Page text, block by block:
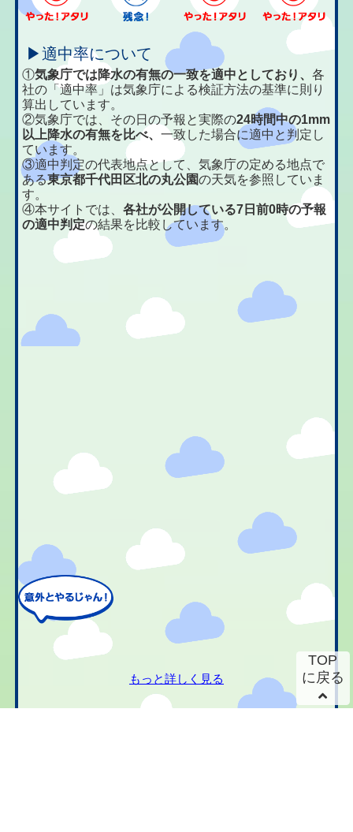
▶適中率について
①気象庁では降水の有無の一致を適中としており、各
社の「適中率」は気象庁による検証方法の基準に則り
算出しています。
②気象庁では、その日の予報と実際の24時間中の1mm
以上降水の有無を比べ、一致した場合に適中と判定し
ています。
③適中判定の代表地点として、気象庁の定める地点で
ある東京都千代田区北の丸公園の天気を参照していま
す。
④本サイトでは、各社が公開している7日前0時の予報
の適中判定の結果を比較しています。
もっと詳しく見る
TOP
に戻る